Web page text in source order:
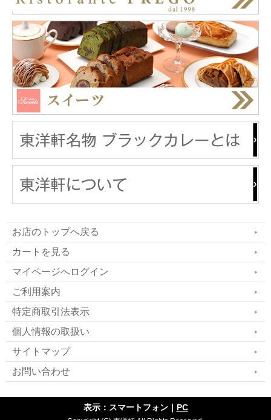
お店のトップへ戻る
カートを見る
マイページへログイン
ご利用案内
特定商取引法表示
個人情報の取扱い
サイトマップ
お問い合わせ
表示：スマートフォン｜ PC